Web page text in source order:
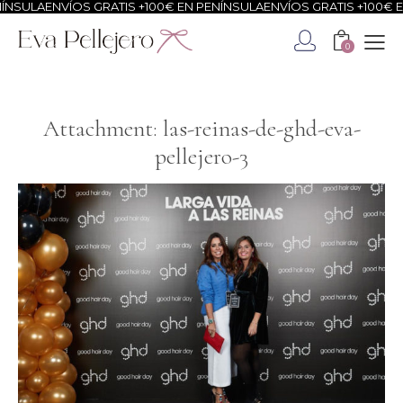
ENVÍOS GRATIS +100€ EN PENÍNSULAENVÍOS GRATIS +100€ EN
0
Attachment: las-reinas-de-ghd-eva-
pellejero-3